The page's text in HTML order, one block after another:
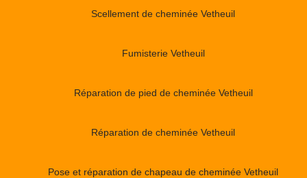
Scellement de cheminée Vetheuil
Fumisterie Vetheuil
Réparation de pied de cheminée Vetheuil
Réparation de cheminée Vetheuil
Pose et réparation de chapeau de cheminée Vetheuil